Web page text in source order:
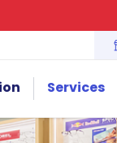
Services